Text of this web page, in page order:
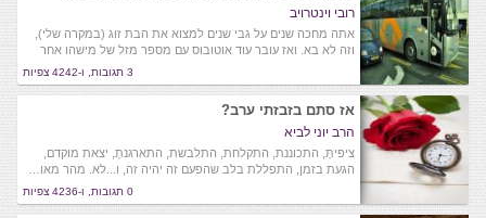
רובי וינטרויב
אתה מחכה שנים על גבי שנים למצוא את הבת זוג (במקרה שלי),
וזה לא בא. ואז עובר עוד אוטובוס עם מספר מזל של מישהו אחר
3 תגובות, ו-4242 צפיות
אז סתם בזבזתי ערב?
הרב יוני לביא
ציפּיתָּ, התכוננת, התקלחת, התלבשת, התארגנתָ, יצאת מוקדם,
הגעת בזמן, התפללת בלב שהפעם זה יהיה זה, ו...לא. מהר מאו…
0 תגובות, ו-4236 צפיות